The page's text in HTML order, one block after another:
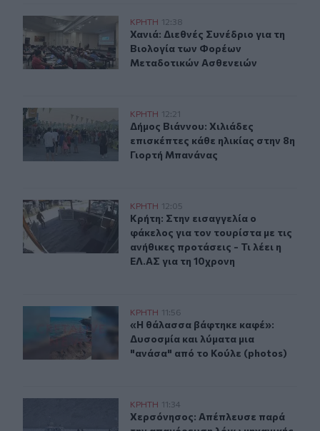
Χανιά: Διεθνές Συνέδριο για τη Βιολογία των Φορέων
ΚΡΗΤΗ 12:38
Χανιά: Διεθνές Συνέδριο για τη
Χανιά: Διεθνές Συνέδριο για τη
Βιολογία των Φορέων
Μεταδοτικών Ασθενειών
Δήμος Βιάννου: Χιλιάδες επισκέπτες κάθε ηλικίας
ΚΡΗΤΗ 12:21
Δήμος Βιάννου: Χιλιάδες
Δήμος Βιάννου: Χιλιάδες
επισκέπτες κάθε ηλικίας στην 8η
Γιορτή Μπανάνας
Κρήτη: Στην εισαγγελία ο φάκελος για τον τουρίστα με
ΚΡΗΤΗ 12:05
Κρήτη: Στην εισαγγελία ο φάκελος
Κρήτη: Στην εισαγγελία ο
φάκελος για τον τουρίστα με τις
ανήθικες προτάσεις - Τι λέει η
ΕΛ.ΑΣ για τη 10χρονη
Ηράκλειο: Δυσοσμία και λύματα μια "ανάσα" από το
ΚΡΗΤΗ 11:56
«Η θάλασσα βάφτηκε καφέ»:
«Η θάλασσα βάφτηκε καφέ»:
Δυσοσμία και λύματα μια
"ανάσα" από το Κούλε (photos)
Χερσόνησος: Απέπλευσε παρά την απαγόρευση λόγω
ΚΡΗΤΗ 11:34
Χερσόνησος: Απέπλευσε παρά την
Χερσόνησος: Απέπλευσε παρά